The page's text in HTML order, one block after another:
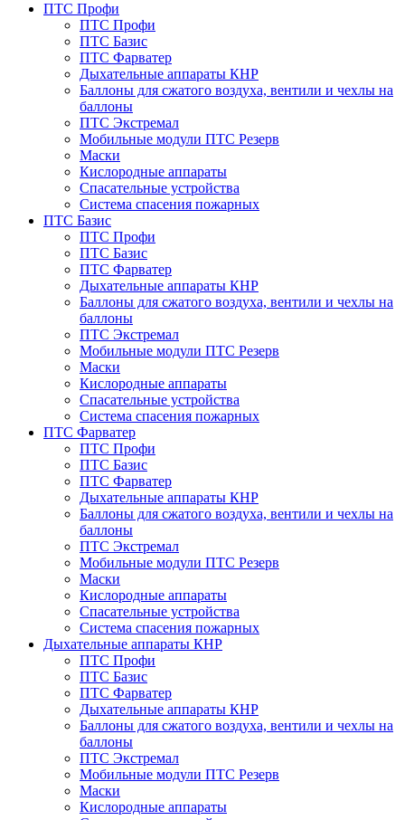
ПТС Профи
ПТС Профи
ПТС Базис
ПТС Фарватер
Дыхательные аппараты КНР
Баллоны для сжатого воздуха, вентили и чехлы на
баллоны
ПТС Экстремал
Мобильные модули ПТС Резерв
Маски
Кислородные аппараты
Спасательные устройства
Система спасения пожарных
ПТС Базис
ПТС Профи
ПТС Базис
ПТС Фарватер
Дыхательные аппараты КНР
Баллоны для сжатого воздуха, вентили и чехлы на
баллоны
ПТС Экстремал
Мобильные модули ПТС Резерв
Маски
Кислородные аппараты
Спасательные устройства
Система спасения пожарных
ПТС Фарватер
ПТС Профи
ПТС Базис
ПТС Фарватер
Дыхательные аппараты КНР
Баллоны для сжатого воздуха, вентили и чехлы на
баллоны
ПТС Экстремал
Мобильные модули ПТС Резерв
Маски
Кислородные аппараты
Спасательные устройства
Система спасения пожарных
Дыхательные аппараты КНР
ПТС Профи
ПТС Базис
ПТС Фарватер
Дыхательные аппараты КНР
Баллоны для сжатого воздуха, вентили и чехлы на
баллоны
ПТС Экстремал
Мобильные модули ПТС Резерв
Маски
Кислородные аппараты